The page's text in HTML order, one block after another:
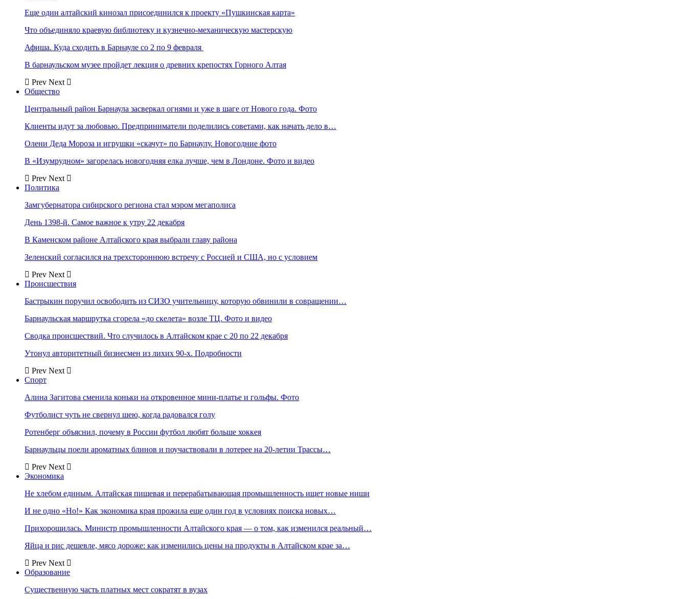
Еще один алтайский кинозал присоединился к проекту «Пушкинская карта»
Что объединяло краевую библиотеку и кузнечно-механическую мастерскую
Афиша. Куда сходить в Барнауле со 2 по 9 февраля
В барнаульском музее пройдет лекция о древних крепостях Горного Алтая
Prev Next
Общество
Центральный район Барнаула засверкал огнями и уже в шаге от Нового года. Фото
Клиенты идут за любовью. Предприниматели поделились советами, как начать дело в…
Олени Деда Мороза и игрушки «скачут» по Барнаулу. Новогодние фото
В «Изумрудном» загорелась новогодняя елка лучше, чем в Лондоне. Фото и видео
Prev Next
Политика
Замгубернатора сибирского региона стал мэром мегаполиса
День 1398-й. Самое важное к утру 22 декабря
В Каменском районе Алтайского края выбрали главу района
Зеленский согласился на трехстороннюю встречу с Россией и США, но с условием
Prev Next
Происшествия
Бастрыкин поручил освободить из СИЗО учительницу, которую обвинили в совращении…
Барнаульская маршрутка сгорела «до скелета» возле ТЦ. Фото и видео
Сводка происшествий. Что случилось в Алтайском крае с 20 по 22 декабря
Утонул авторитетный бизнесмен из лихих 90-х. Подробности
Prev Next
Спорт
Алина Загитова сменила коньки на откровенное мини-платье и гольфы. Фото
Футболист чуть не свернул шею, когда радовался голу
Ротенберг объяснил, почему в России футбол любят больше хоккея
Барнаульцы поели ароматных блинов и поучаствовали в лотерее на 20-летии Трассы…
Prev Next
Экономика
Не хлебом единым. Алтайская пищевая и перерабатывающая промышленность ищет новые ниши
И не одно «Но!» Как экономика края прожила еще один год в условиях поиска новых…
Прихорошилась. Министр промышленности Алтайского края — о том, как изменился реальный…
Яйца и рис дешевле, мясо дороже: как изменились цены на продукты в Алтайском крае за…
Prev Next
Образование
Существенную часть платных мест сократят в вузах